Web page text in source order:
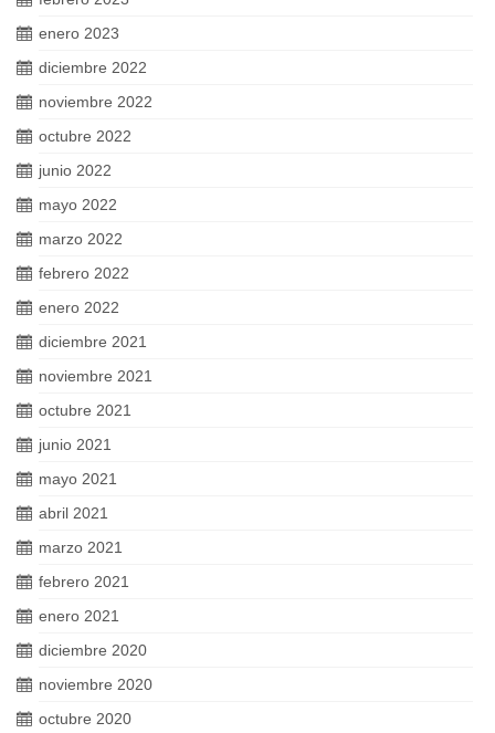
enero 2023
diciembre 2022
noviembre 2022
octubre 2022
junio 2022
mayo 2022
marzo 2022
febrero 2022
enero 2022
diciembre 2021
noviembre 2021
octubre 2021
junio 2021
mayo 2021
abril 2021
marzo 2021
febrero 2021
enero 2021
diciembre 2020
noviembre 2020
octubre 2020